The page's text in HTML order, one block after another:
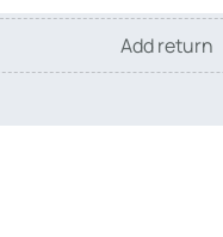
Add return